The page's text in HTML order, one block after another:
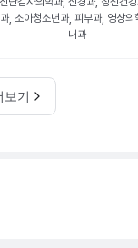
과, 소아청소년과, 피부과, 영상의
내과
보기